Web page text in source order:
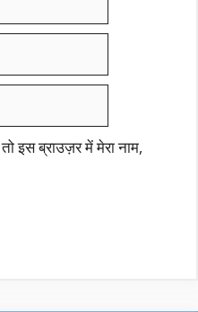
इस ब्राउज़र में मेरा नाम,